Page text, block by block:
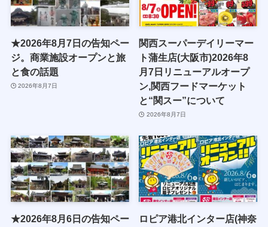
★2026年8月7日の告知ペー
ジ。商業施設オープンと旅
と食の話題
2026年8月7日
関西スーパーデイリーマー
ト蒲生店(大阪市)2026年8
月7日リニューアルオープ
ン,関西フードマーケット
と“関スー”について
2026年8月7日
★2026年8月6日の告知ペー
ロピア港北インター店(神奈